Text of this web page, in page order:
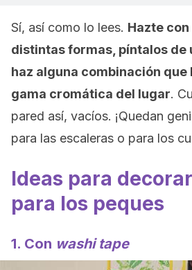
Sí, así como lo lees. Hazte
distintas formas, píntalos de
haz alguna combinación
gama cromática del lugar.
pared así, vacíos. ¡Quedan
para las escaleras o para los
Ideas para
para los peques
1. Con washi tape